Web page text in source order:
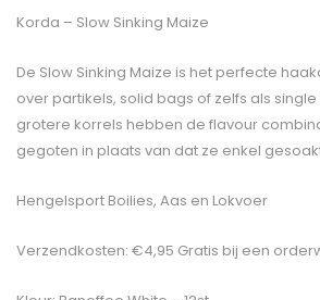
Korda – Slow Sinking Maize
De Slow Sinking Maize is het perfecte
over partikels, solid bags of zelfs als
grotere korrels hebben de flavour
gegoten in plaats van dat ze enkel
Hengelsport Boilies, Aas en Lokvoer
Verzendkosten: €4,95 Gratis bij een